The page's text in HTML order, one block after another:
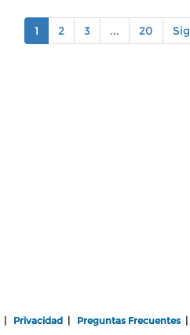
1 2 3 ... 20
Privacidad Preguntas Frecuentes